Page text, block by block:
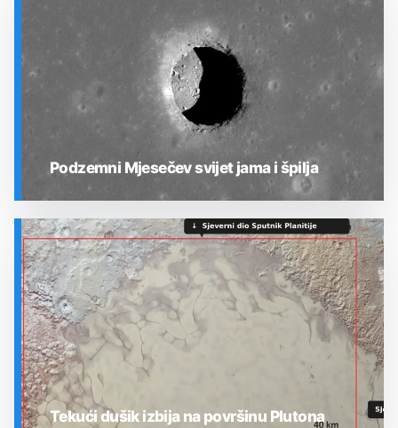
SVEMIR
Podzemni Mjesečev svijet jama i špilja
Tekući dušik izbija na površinu Plutona